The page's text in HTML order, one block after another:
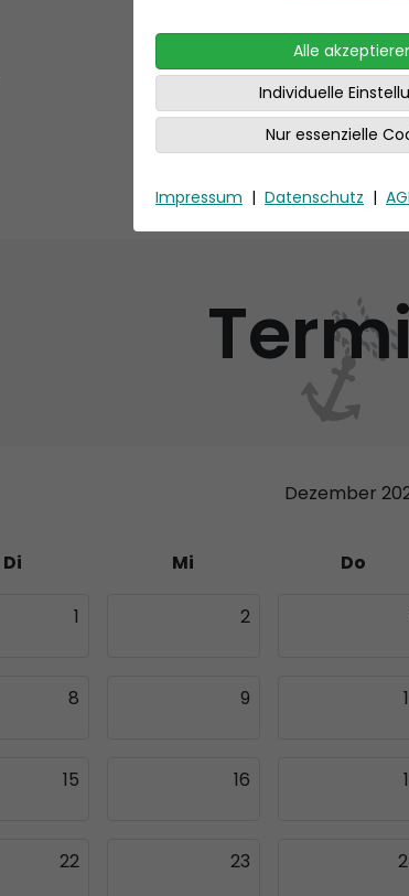
Dezember
Di Mi Do
1 2
8 9
15 16
22 23
Alle
Individuelle
Nur essenzielle
Impressum | Datenschutz |